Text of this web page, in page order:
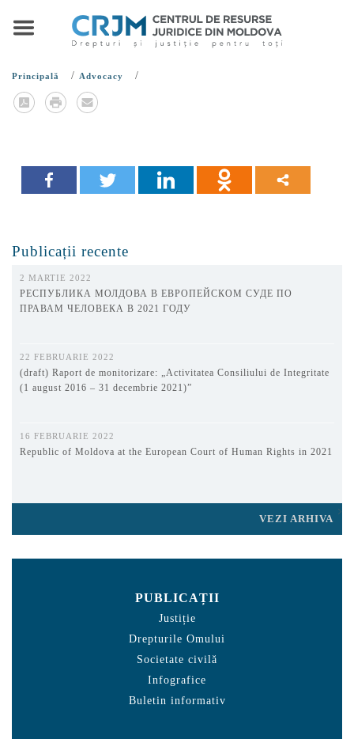
Principală / Advocacy /
Publicații recente
2 MARTIE 2022
РЕСПУБЛИКА МОЛДОВА В ЕВРОПЕЙСКОМ СУДЕ ПО
ПРАВАМ ЧЕЛОВЕКА В 2021 ГОДУ
22 FEBRUARIE 2022
(draft) Raport de monitorizare: „Activitatea Consiliului de Integritate
(1 august 2016 – 31 decembrie 2021)”
16 FEBRUARIE 2022
Republic of Moldova at the European Court of Human Rights in 2021
VEZI ARHIVA
PUBLICAȚII
Justiție
Drepturile Omului
Societate civilă
Infografice
Buletin informativ